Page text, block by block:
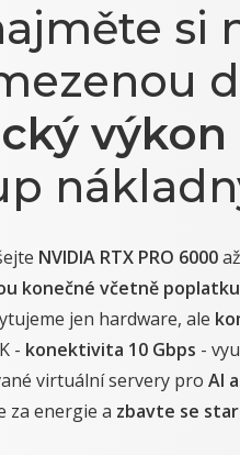
si
výkon
NVIDIA RTX PRO 6000
konečné včetně
jen hardware, ale
- konektivita 10 Gbps -
virtuální servery pro AI
za energie a zbavte se